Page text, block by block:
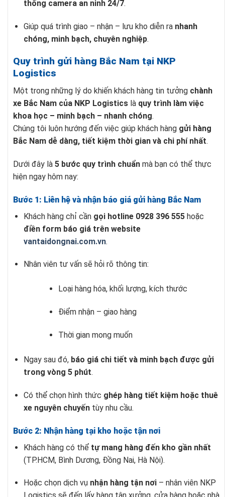
thống camera an ninh 24/7.
Giúp quá trình giao – nhận – lưu kho diễn ra nhanh
chóng, minh bạch, chuyên nghiệp.
Quy trình gửi hàng Bắc Nam tại NKP
Logistics
Một trong những lý do khiến khách hàng tin tưởng chành
xe Bắc Nam của NKP Logistics là quy trình làm việc
khoa học – minh bạch – nhanh chóng.
Chúng tôi luôn hướng đến việc giúp khách hàng gửi hàng
Bắc Nam dễ dàng, tiết kiệm thời gian và chi phí nhất.
Dưới đây là 5 bước quy trình chuẩn mà bạn có thể thực
hiện ngay hôm nay:
Bước 1: Liên hệ và nhận báo giá gửi hàng Bắc Nam
Khách hàng chỉ cần gọi hotline 0928 396 555hoặc
điền form báo giá trên website
vantaidongnai.com.vn.
Nhân viên tư vấn sẽ hỏi rõ thông tin:
Loại hàng hóa, khối lượng, kích thước
Điểm nhận – giao hàng
Thời gian mong muốn
Ngay sau đó, báo giá chi tiết và minh bạch được gửi
trong vòng 5 phút.
Có thể chọn hình thức ghép hàng tiết kiệm hoặc thuê
xe nguyên chuyếntùy nhu cầu.
Bước 2: Nhận hàng tại kho hoặc tận nơi
Khách hàng có thể tự mang hàng đến kho gần nhất
(TP.HCM, Bình Dương, Đồng Nai, Hà Nội).
Hoặc chọn dịch vụ nhận hàng tận nơi– nhân viên NKP